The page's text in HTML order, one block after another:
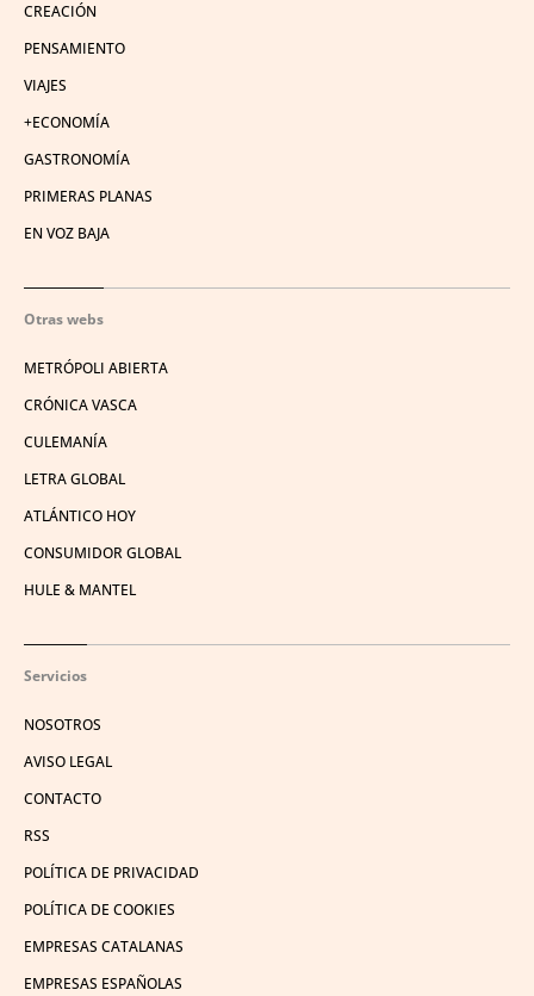
CREACIÓN
PENSAMIENTO
VIAJES
+ECONOMÍA
GASTRONOMÍA
PRIMERAS PLANAS
EN VOZ BAJA
Otras webs
METRÓPOLI ABIERTA
CRÓNICA VASCA
CULEMANÍA
LETRA GLOBAL
ATLÁNTICO HOY
CONSUMIDOR GLOBAL
HULE & MANTEL
Servicios
NOSOTROS
AVISO LEGAL
CONTACTO
RSS
POLÍTICA DE PRIVACIDAD
POLÍTICA DE COOKIES
EMPRESAS CATALANAS
EMPRESAS ESPAÑOLAS